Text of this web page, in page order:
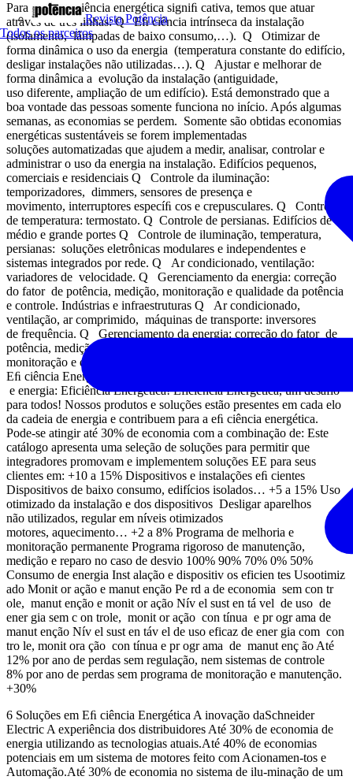
Revista Potência
Todos os parceiros
Para obter eﬁ ciência energética signiﬁ cativa, temos que atuar
através de três linhas: Q Eﬁ ciência intrínseca da instalação
(isolamento, lâmpadas de baixo consumo,…). Q Otimizar de
forma dinâmica o uso da energia (temperatura constante do edifício,
desligar instalações não utilizadas…). Q Ajustar e melhorar de
forma dinâmica a evolução da instalação (antiguidade,
uso diferente, ampliação de um edifício). Está demonstrado que a
boa vontade das pessoas somente funciona no início. Após algumas
semanas, as economias se perdem. Somente são obtidas economias
energéticas sustentáveis se forem implementadas
soluções automatizadas que ajudem a medir, analisar, controlar e
administrar o uso da energia na instalação. Edifícios pequenos,
comerciais e residenciais Q Controle da iluminação:
temporizadores, dimmers, sensores de presença e
movimento, interruptores especíﬁ cos e crepusculares. Q Controle
de temperatura: termostato. Q Controle de persianas. Edifícios de
médio e grande portes Q Controle de iluminação, temperatura,
persianas: soluções eletrônicas modulares e independentes e
sistemas integrados por rede. Q Ar condicionado, ventilação:
variadores de velocidade. Q Gerenciamento da energia: correção
do fator de potência, medição, monitoração e qualidade da potência
e controle. Indústrias e infraestruturas Q Ar condicionado,
ventilação, ar comprimido, máquinas de transporte: inversores
de frequência. Q Gerenciamento da energia: correção do fator de
potência, medição, monitoração remota do consumo de energia,
monitoração e qualidade da potência e controle. 5 Soluções em
Eﬁ ciência Energética Para enfrentar o desafio de emissão de CO 2
e energia: Eficiência Energética! Eficiência Energética, um desafio
para todos! Nossos produtos e soluções estão presentes em cada elo
da cadeia de energia e contribuem para a eﬁ ciência energética.
Pode-se atingir até 30% de economia com a combinação de: Este
catálogo apresenta uma seleção de soluções para permitir que
integradores promovam e implementem soluções EE para seus
clientes em: +10 a 15% Dispositivos e instalações eﬁ cientes
Dispositivos de baixo consumo, edifícios isolados… +5 a 15% Uso
otimizado da instalação e dos dispositivos Desligar aparelhos
não utilizados, regular em níveis otimizados
motores, aquecimento… +2 a 8% Programa de melhoria e
monitoração permanente Programa rigoroso de manutenção,
medição e reparo no caso de desvio 100% 90% 70% 0% 50%
Consumo de energia Inst alação e dispositiv os eficien tes Usootimiz
ado Monit or ação e manut enção Pe rd a de economia sem con tr
ole, manut enção e monit or ação Nív el sust en tá vel de uso de
ener gia sem c on trole, monit or ação con tínua e pr ogr ama de
manut enção Nív el sust en táv el de uso eficaz de ener gia com con
tro le, monit ora ção con tínua e pr ogr ama de manut enç ão Até
12% por ano de perdas sem regulação, nem sistemas de controle
8% por ano de perdas sem programa de monitoração e manutenção.
+30%
6 Soluções em Eﬁ ciência Energética A inovação daSchneider
Electric A experiência dos distribuidores Até 30% de economia de
energia utilizando as tecnologias atuais.Até 40% de economias
potenciais em um sistema de motores feito com Acionamen-tos e
Automação.Até 30% de economia no sistema de ilu-minação de um